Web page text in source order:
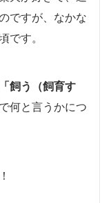
ですが、なかな
です。
飼う（飼育す
何と言うかにつ